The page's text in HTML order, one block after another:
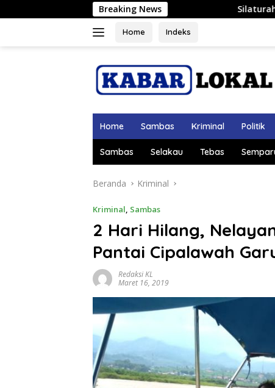
ke
Breaking News
Silaturahmi ke Keraton
Home Indeks
Home Sambas Kriminal Politik
Sambas Selakau Tebas
Beranda Kriminal
Kriminal, Sambas
2 Hari Hilang,
Pantai Cipalawah
Redaksi KL
Maret 16, 2019